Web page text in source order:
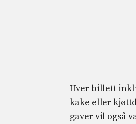
Hver billett
kake eller
gaver vil også